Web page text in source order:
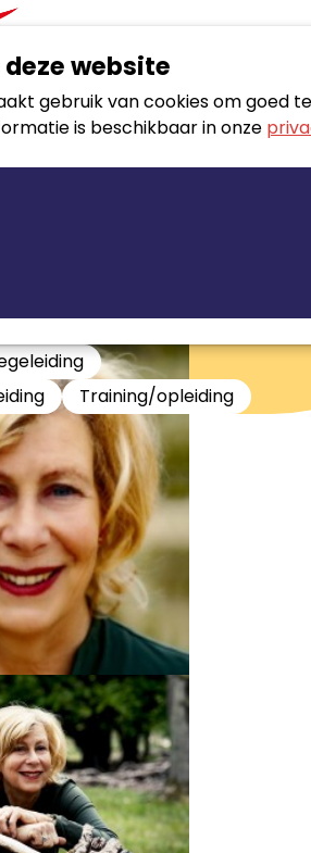
website
gebruik van cookies om goed
is beschikbaar in onze
en stress
begeleiding
Training/opleiding